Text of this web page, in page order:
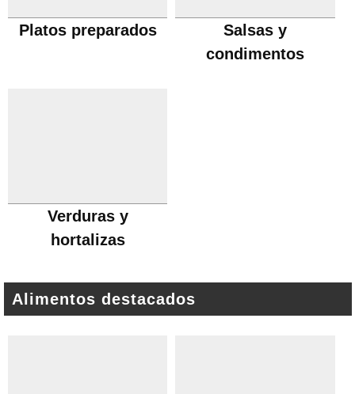
Platos preparados
Salsas y
condimentos
Verduras y
hortalizas
Alimentos destacados